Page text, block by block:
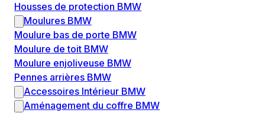
Housses de protection BMW
Moulures BMW
Moulure bas de porte BMW
Moulure de toit BMW
Moulure enjoliveuse BMW
Pennes arrières BMW
Accessoires Intérieur BMW
Aménagement du coffre BMW